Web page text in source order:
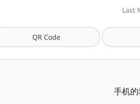
Last
QR Code
手机